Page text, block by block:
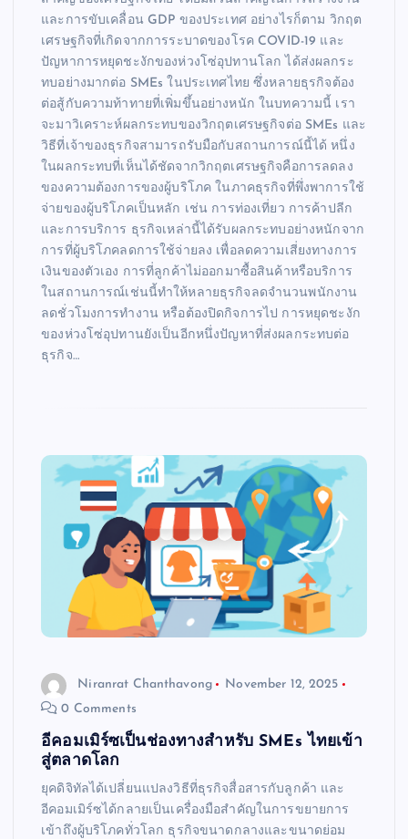
และการขับเคลื่อน GDP ของประเทศ อย่างไรก็ตาม วิกฤต
เศรษฐกิจที่เกิดจากการระบาดของโรค COVID-19 และ
ปัญหาการหยุดชะงักของห่วงโซ่อุปทานโลก ได้ส่งผลกระ
ทบอย่างมากต่อ SMEs ในประเทศไทย ซึ่งหลายธุรกิจต้อง
ต่อสู้กับความท้าทายที่เพิ่มขึ้นอย่างหนัก ในบทความนี้ เรา
จะมาวิเคราะห์ผลกระทบของวิกฤตเศรษฐกิจต่อ SMEs และ
วิธีที่เจ้าของธุรกิจสามารถรับมือกับสถานการณ์นี้ได้ หนึ่ง
ในผลกระทบที่เห็นได้ชัดจากวิกฤตเศรษฐกิจคือการลดลง
ของความต้องการของผู้บริโภค ในภาคธุรกิจที่พึ่งพาการใช้
จ่ายของผู้บริโภคเป็นหลัก เช่น การท่องเที่ยว การค้าปลีก
และการบริการ ธุรกิจเหล่านี้ได้รับผลกระทบอย่างหนักจาก
การที่ผู้บริโภคลดการใช้จ่ายลง เพื่อลดความเสี่ยงทางการ
เงินของตัวเอง การที่ลูกค้าไม่ออกมาซื้อสินค้าหรือบริการ
ในสถานการณ์เช่นนี้ทำให้หลายธุรกิจลดจำนวนพนักงาน
ลดชั่วโมงการทำงาน หรือต้องปิดกิจการไป การหยุดชะงัก
ของห่วงโซ่อุปทานยังเป็นอีกหนึ่งปัญหาที่ส่งผลกระทบต่อ
ธุรกิจ…
Niranrat Chanthavong
November 12, 2025
0 Comments
อีคอมเมิร์ซเป็นช่องทางสำหรับ SMEs ไทยเข้า
สู่ตลาดโลก
ยุคดิจิทัลได้เปลี่ยนแปลงวิธีที่ธุรกิจสื่อสารกับลูกค้า และ
อีคอมเมิร์ซได้กลายเป็นเครื่องมือสำคัญในการขยายการ
เข้าถึงผู้บริโภคทั่วโลก ธุรกิจขนาดกลางและขนาดย่อม